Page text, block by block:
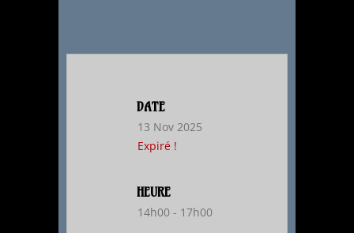
DATE
13 Nov 2025
Expiré !
HEURE
14h00 - 17h00